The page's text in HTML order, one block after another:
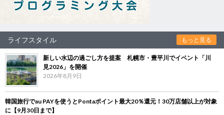
ライフスタイル もっと見る
新しい水辺の過ごし方を提案 札幌市・豊平川でイベント「川
見2026」を開催
2026年8月9日
韓国旅行でau PAYを使うとPontaポイント最大20％還元！30万店舗以上が対象
に【9月30日まで】